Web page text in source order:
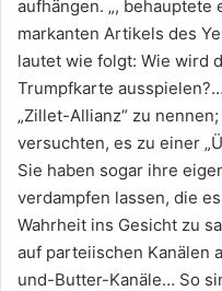
aufhängen. „, behauptete
markanten Artikels des
lautet wie folgt: Wie wird
Trumpfkarte
„Zillet-Allianz“ zu
versuchten, es zu einer
Sie haben sogar ihre
verdampfen lassen, die
Wahrheit ins Gesicht zu
auf parteiischen Kanälen
und-Butter-Kanäle… So